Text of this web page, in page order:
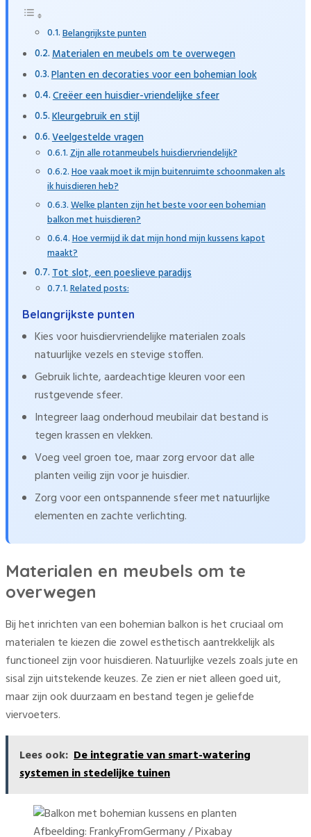
Belangrijkste punten
Materialen en meubels om te overwegen
Planten en decoraties voor een bohemian look
Creëer een huisdier-vriendelijke sfeer
Kleurgebruik en stijl
Veelgestelde vragen
Zijn alle rotanmeubels huisdiervriendelijk?
Hoe vaak moet ik mijn buitenruimte schoonmaken als
ik huisdieren heb?
Welke planten zijn het beste voor een bohemian
balkon met huisdieren?
Hoe vermijd ik dat mijn hond mijn kussens kapot
maakt?
Tot slot, een poeslieve paradijs
Related posts:
Belangrijkste punten
Kies voor huisdiervriendelijke materialen zoals
natuurlijke vezels en stevige stoffen.
Gebruik lichte, aardeachtige kleuren voor een
rustgevende sfeer.
Integreer laag onderhoud meubilair dat bestand is
tegen krassen en vlekken.
Voeg veel groen toe, maar zorg ervoor dat alle
planten veilig zijn voor je huisdier.
Zorg voor een ontspannende sfeer met natuurlijke
elementen en zachte verlichting.
Materialen en meubels om te
overwegen
Bij het inrichten van een bohemian balkon is het cruciaal om
materialen te kiezen die zowel esthetisch aantrekkelijk als
functioneel zijn voor huisdieren. Natuurlijke vezels zoals jute en
sisal zijn uitstekende keuzes. Ze zien er niet alleen goed uit,
maar zijn ook duurzaam en bestand tegen je geliefde
viervoeters.
Lees ook: De integratie van smart-watering
systemen in stedelijke tuinen
Afbeelding: FrankyFromGermany / Pixabay